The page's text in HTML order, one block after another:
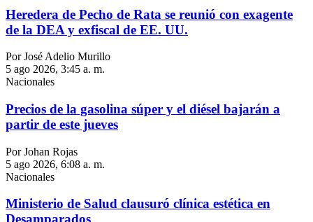
Heredera de Pecho de Rata se reunió con exagente
de la DEA y exfiscal de EE. UU.
Por José Adelio Murillo
5 ago 2026, 3:45 a. m.
Nacionales
Precios de la gasolina súper y el diésel bajarán a
partir de este jueves
Por Johan Rojas
5 ago 2026, 6:08 a. m.
Nacionales
Ministerio de Salud clausuró clínica estética en